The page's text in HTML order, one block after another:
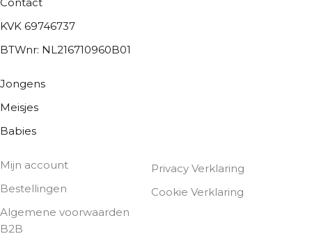
KVK 69746737
BTWnr: NL216710960B01
Jongens
Meisjes
Babies
Mijn account
Bestellingen
Algemene voorwaarden
B2B
Privacy Verklaring
Cookie Verklaring